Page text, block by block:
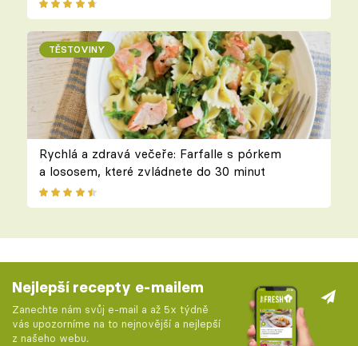
TĚSTOVINY
Rychlá a zdravá večeře: Farfalle s pórkem
a lososem, které zvládnete do 30 minut
Nejlepší recepty e-mailem
Zanechte nám svůj e-mail a až 5x týdně
vás upozorníme na to nejnovější a nejlepší
z našeho webu.